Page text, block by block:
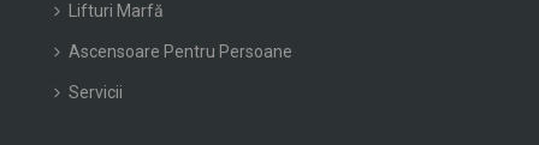
Lifturi Marfă
Ascensoare Pentru Persoane
Servicii